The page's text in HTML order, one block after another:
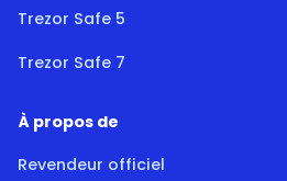
Trezor Safe 5
Trezor Safe 7
À propos de
Revendeur officiel